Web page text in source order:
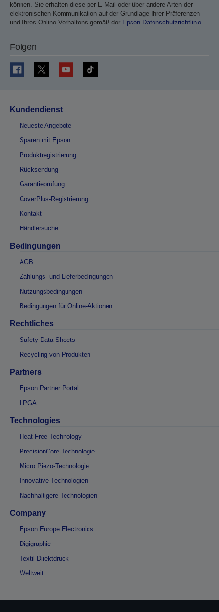
können. Sie erhalten diese per E-Mail oder über andere Arten der
elektronischen Kommunikation auf der Grundlage Ihrer Präferenzen
und Ihres Online-Verhaltens gemäß der Epson Datenschutzrichtlinie.
Folgen
Kundendienst
Neueste Angebote
Sparen mit Epson
Produktregistrierung
Rücksendung
Garantieprüfung
CoverPlus-Registrierung
Kontakt
Händlersuche
Bedingungen
AGB
Zahlungs- und Lieferbedingungen
Nutzungsbedingungen
Bedingungen für Online-Aktionen
Rechtliches
Safety Data Sheets
Recycling von Produkten
Partners
Epson Partner Portal
LPGA
Technologies
Heat-Free Technology
PrecisionCore-Technologie
Micro Piezo-Technologie
Innovative Technologien
Nachhaltigere Technologien
Company
Epson Europe Electronics
Digigraphie
Textil-Direktdruck
Weltweit